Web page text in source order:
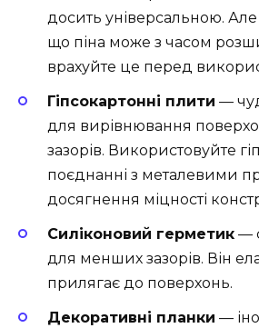
досить універсальною. Але
що піна може з часом
врахуйте це перед
Гіпсокартонні плити —
для вирівнювання
зазорів. Використовуйте
поєднанні з металевими
досягнення міцності
Силіконовий герметик —
для менших зазорів. Він
прилягає до поверхонь.
Декоративні планки —